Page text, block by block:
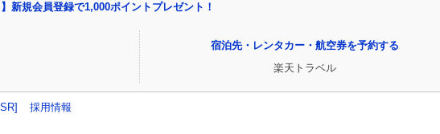
新規会員登録で1,000ポイントプレゼント！
宿泊先・レンタカー・航空券を予約する
楽天トラベル
採用情報